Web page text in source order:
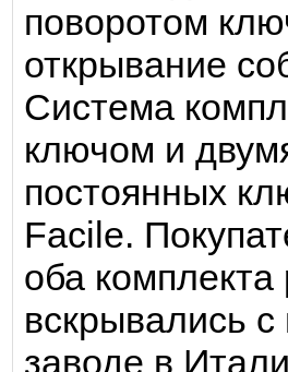
поворотом
открывание
Система
ключом и
постоянных
Facile.
оба
вскрывались
заводе в